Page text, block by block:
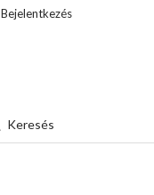
Keresés
Bejelentkezés